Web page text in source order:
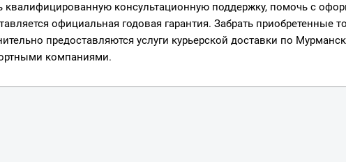
квалифицированную консультационную поддержку, помочь с
официальная годовая гарантия. Забрать приобретенные
предоставляются услуги курьерской доставки по
компаниями.